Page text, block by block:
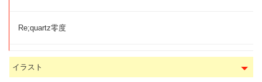
Re;quartz零度
イラスト